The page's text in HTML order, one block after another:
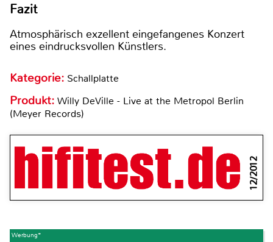
Fazit
Atmosphärisch exzellent eingefangenes Konzert
eines eindrucksvollen Künstlers.
Kategorie: Schallplatte
Produkt: Willy DeVille - Live at the Metropol Berlin
(Meyer Records)
12/2012
Werbung*